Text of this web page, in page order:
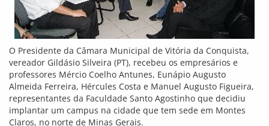
O Presidente da Câmara Municipal de Vitória da Conquista,
vereador Gildásio Silveira (PT), recebeu os empresários e
professores Mércio Coelho Antunes, Eunápio Augusto
Almeida Ferreira, Hércules Costa e Manuel Augusto Figueira,
representantes da Faculdade Santo Agostinho que decidiu
implantar um campus na cidade que tem sede em Montes
Claros, no norte de Minas Gerais.